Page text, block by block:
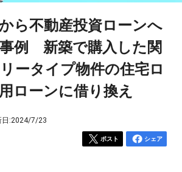
ら不動産投資ローンへ
例 新築で購入した関
ータイプ物件の住宅ロ
ローンに借り換え
日:2024/7/23
ポスト シェア